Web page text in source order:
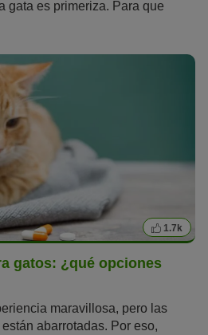
gata es primeriza. Para que
1.7k
gatos: ¿qué opciones
maravillosa, pero las
abarrotadas. Por eso,